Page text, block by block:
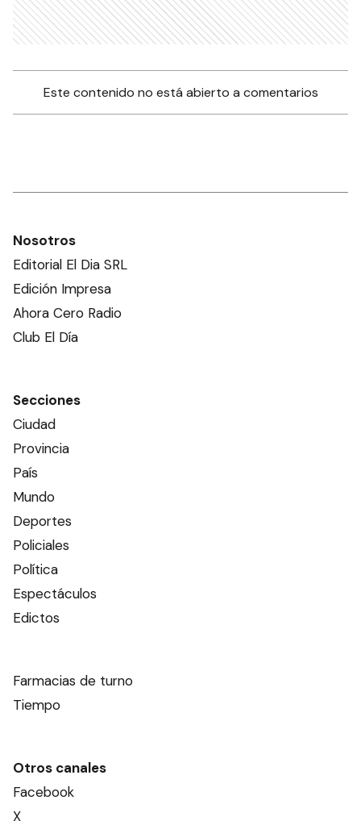
Este contenido no está abierto a comentarios
Nosotros
Editorial El Dia SRL
Edición Impresa
Ahora Cero Radio
Club El Día
Secciones
Ciudad
Provincia
País
Mundo
Deportes
Policiales
Política
Espectáculos
Edictos
Farmacias de turno
Tiempo
Otros canales
Facebook
X